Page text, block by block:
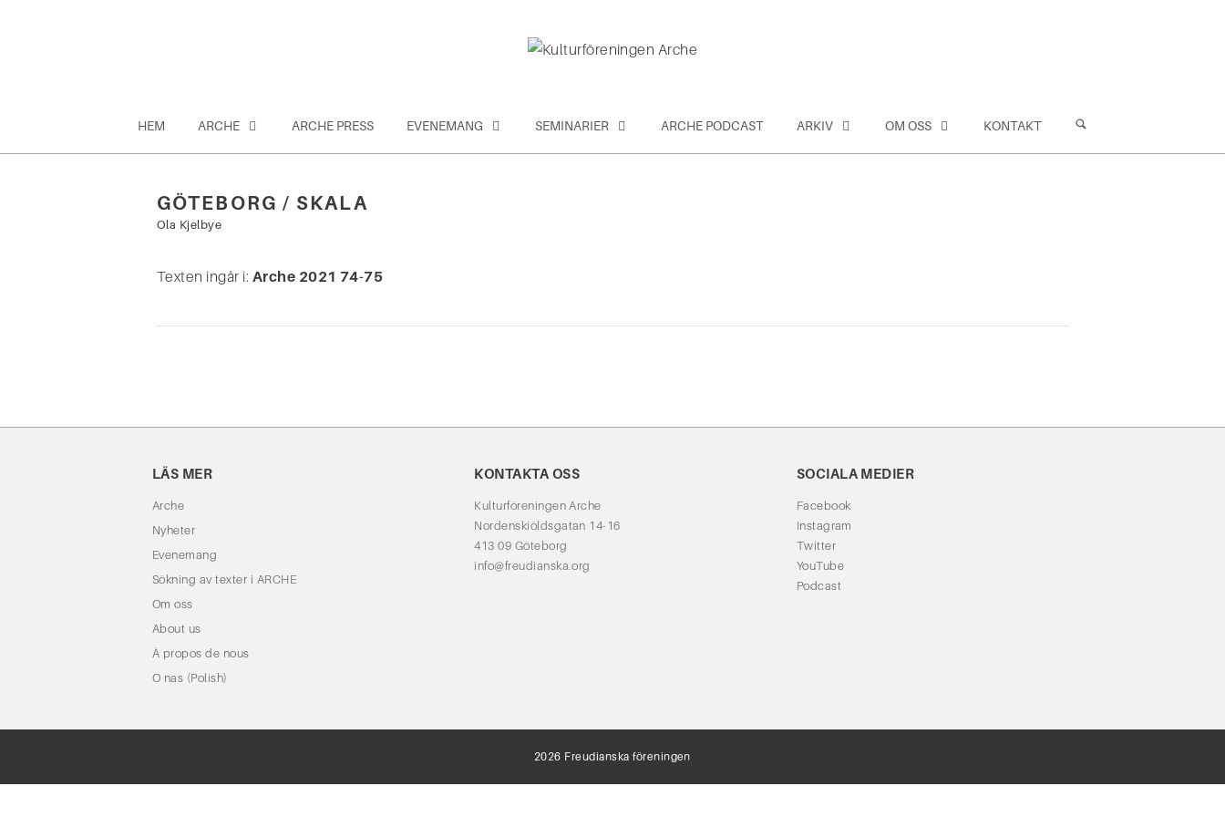
HEM ARCHE ARCHE PRESS EVENEMANG SEMINARIER ARCHE PODCAST ARKIV OM OSS KONTAKT
Sök
GÖTEBORG / SKALA
Ola Kjelbye
Texten ingår i: Arche 2021 74-75
LÄS MER
Arche
Nyheter
Evenemang
Sökning av texter i ARCHE
Om oss
About us
À propos de nous
O nas (Polish)
KONTAKTA OSS
Kulturföreningen Arche
Nordenskiöldsgatan 14-16
413 09 Göteborg
info@freudianska.org
SOCIALA MEDIER
Facebook
Instagram
Twitter
YouTube
Podcast
2026 Freudianska föreningen